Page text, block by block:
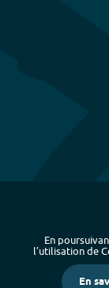
Mentions légales
En
l’utilisation de
En